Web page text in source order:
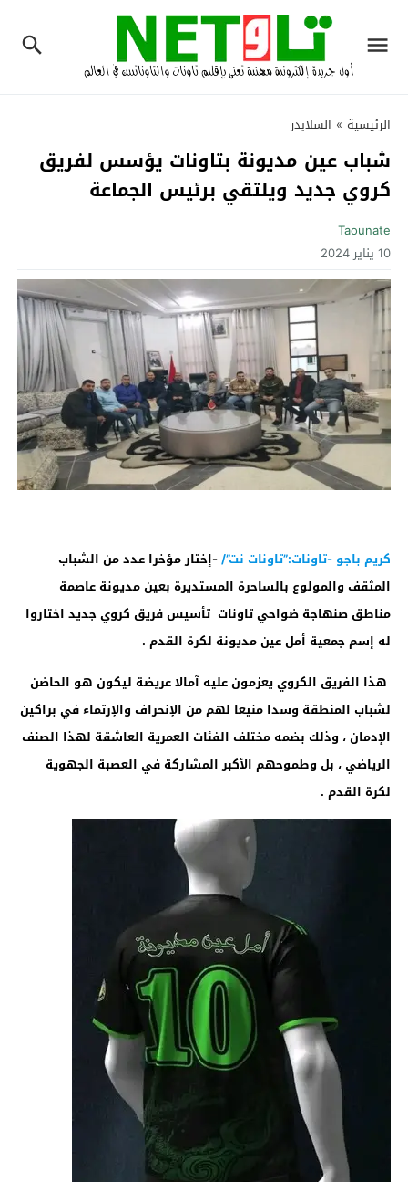
الرئيسية » السلايدر
شباب عين مديونة بتاونات يؤسس لفريق
كروي جديد ويلتقي برئيس الجماعة‎
Taounate
10 يناير 2024
كريم باجو -تاونات:”تاونات نت”/-إختار مؤخرا عدد من الشباب
المثقف والمولوع بالساحرة المستديرة بعين مديونة عاصمة
مناطق صنهاجة ضواحي تاونات تأسيس فريق كروي جديد اختاروا
له إسم جمعية أمل عين مديونة لكرة القدم .
هذا الفريق الكروي يعزمون عليه آمالا عريضة ليكون هو الحاضن
لشباب المنطقة وسدا منيعا لهم من الإنحراف والإرتماء في براكين
الإدمان ، وذلك بضمه مختلف الفئات العمرية العاشقة لهذا الصنف
الرياضي ، بل وطموحهم الأكبر المشاركة في العصبة الجهوية
لكرة القدم .